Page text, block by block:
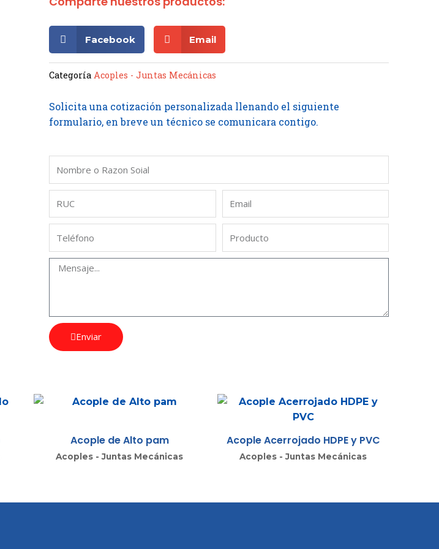
Facebook Email
Categoría Acoples - Juntas Mecánicas
Solicita una cotización personalizada llenando el siguiente
formulario, en breve un técnico se comunicara contigo.
Enviar
Acople de Alto pam
Acoples - Juntas Mecánicas
Acople Acerrojado HDPE y PVC
Acoples - Juntas Mecánicas